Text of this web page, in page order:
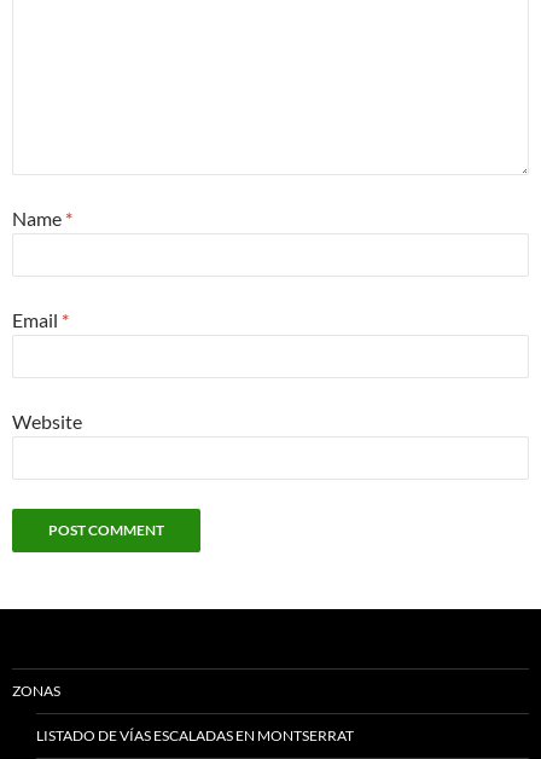
Name *
Email *
Website
ZONAS
LISTADO DE VÍAS ESCALADAS EN MONTSERRAT